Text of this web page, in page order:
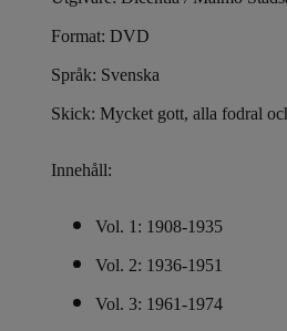
Format: DVD
Språk: Svenska
Skick: Mycket gott, alla fodral
Innehåll:
Vol. 1: 1908-1935
Vol. 2: 1936-1951
Vol. 3: 1961-1974